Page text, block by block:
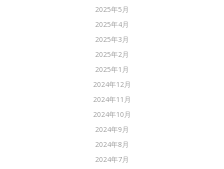
2025年5月
2025年4月
2025年3月
2025年2月
2025年1月
2024年12月
2024年11月
2024年10月
2024年9月
2024年8月
2024年7月